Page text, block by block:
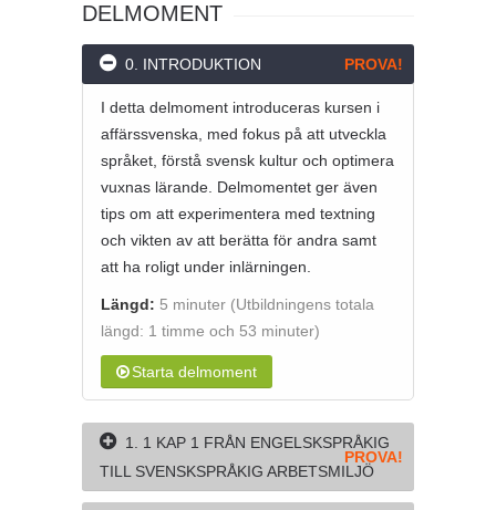
DELMOMENT
0. INTRODUKTION PROVA!
I detta delmoment introduceras kursen i
affärssvenska, med fokus på att utveckla
språket, förstå svensk kultur och optimera
vuxnas lärande. Delmomentet ger även
tips om att experimentera med textning
och vikten av att berätta för andra samt
att ha roligt under inlärningen.
Längd: 5 minuter (Utbildningens totala
längd: 1 timme och 53 minuter)
Starta delmoment
1. 1 KAP 1 FRÅN ENGELSKSPRÅKIG
TILL SVENSKSPRÅKIG ARBETSMILJÖ
PROVA!